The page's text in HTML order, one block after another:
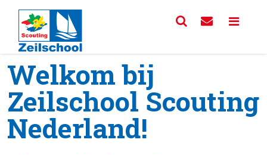
Welkom bij
Zeilschool Scouting
Nederland!